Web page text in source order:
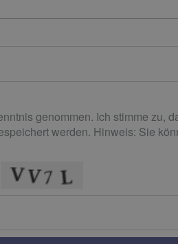
genommen. Ich stimme zu,
werden. Hinweis: Sie